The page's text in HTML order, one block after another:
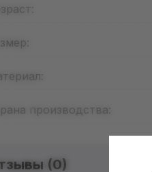
производства:
(0)